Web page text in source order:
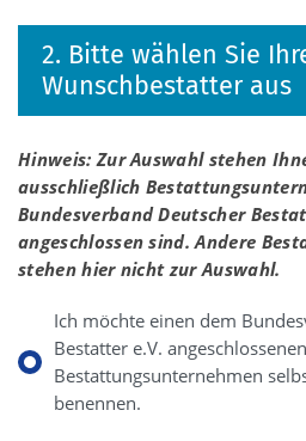
2. Bitte wählen Sie
Wunschbestatter aus
Hinweis: Zur Auswahl stehen
ausschließlich
Bundesverband Deutscher
angeschlossen sind. Andere
stehen hier nicht zur Auswahl.
Ich möchte einen dem
Bestatter e.V. angeschlossenen
Bestattungsunternehmen
benennen.